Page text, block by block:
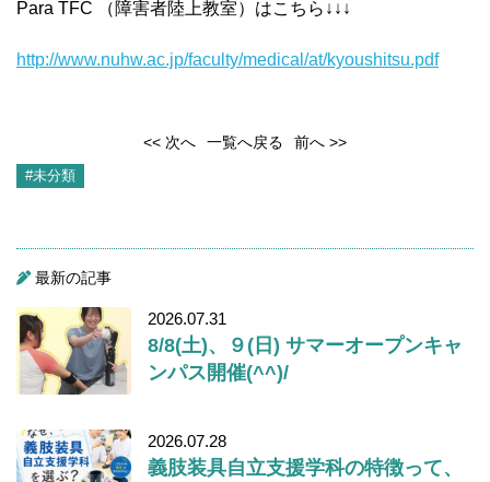
Para TFC （障害者陸上教室）はこちら↓↓↓
http://www.nuhw.ac.jp/faculty/medical/at/kyoushitsu.pdf
<< 次へ 一覧へ戻る 前へ >>
#未分類
最新の記事
2026.07.31
8/8(土)、９(日) サマーオープンキャ
ンパス開催(^^)/
2026.07.28
義肢装具自立支援学科の特徴って、